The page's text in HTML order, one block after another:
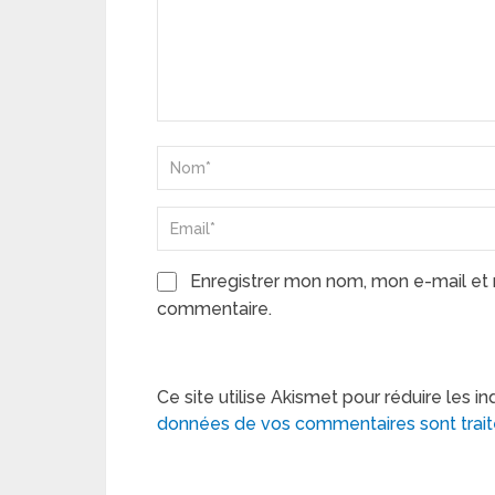
Enregistrer mon nom, mon e-mail
commentaire.
Ce site utilise Akismet pour réduire les
données de vos commentaires sont